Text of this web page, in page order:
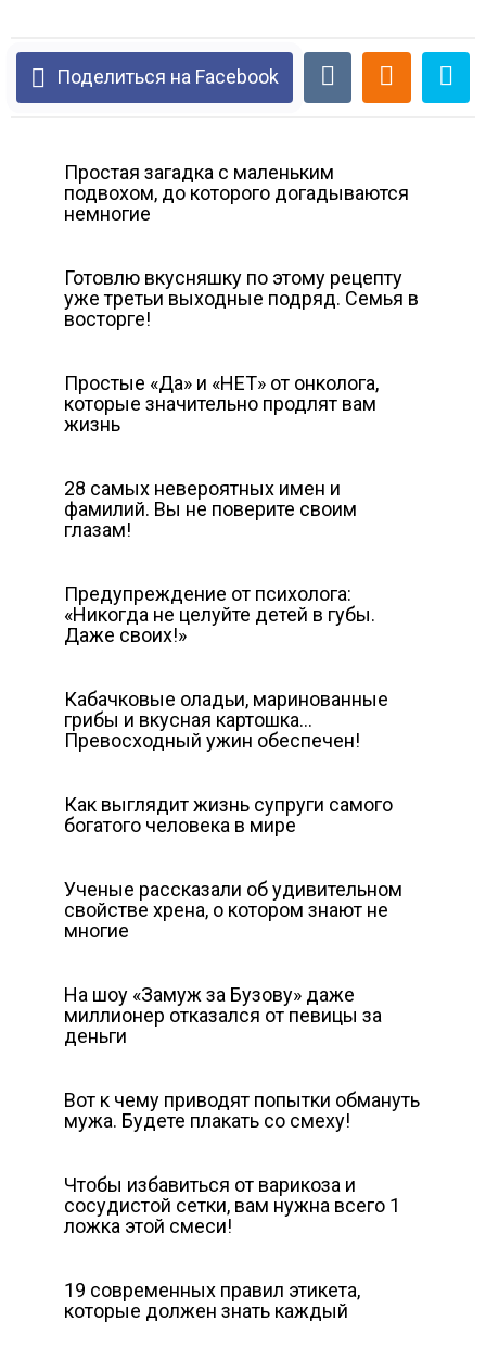
Поделиться на Facebook
Простая загадка с маленьким
подвохом, до которого догадываются
немногие
Готовлю вкусняшку по этому рецепту
уже третьи выходные подряд. Семья в
восторге!
Простые «Да» и «НЕТ» от онколога,
которые значительно продлят вам
жизнь
28 самых невероятных имен и
фамилий. Вы не поверите своим
глазам!
Предупреждение от психолога:
«Никогда не целуйте детей в губы.
Даже своих!»
Кабачковые оладьи, маринованные
грибы и вкусная картошка…
Превосходный ужин обеспечен!
Как выглядит жизнь супруги самого
богатого человека в мире
Ученые рассказали об удивительном
свойстве хрена, о котором знают не
многие
На шоу «Замуж за Бузову» даже
миллионер отказался от певицы за
деньги
Вот к чему приводят попытки обмануть
мужа. Будете плакать со смеху!
Чтобы избавиться от варикоза и
сосудистой сетки, вам нужна всего 1
ложка этой смеси!
19 современных правил этикета,
которые должен знать каждый